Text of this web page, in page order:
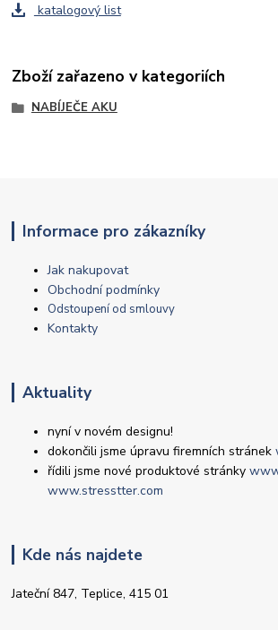
katalogový list
Zboží zařazeno v kategoriích
NABÍJEČE AKU
Informace pro zákazníky
Jak nakupovat
Obchodní podmínky
Odstoupení od smlouvy
Kontakty
Aktuality
nyní v novém designu!
dokončili jsme úpravu firemních stránek
řídili jsme nové produktové stránky
www.stresstter.com
Kde nás najdete
Jateční 847, Teplice, 415 01